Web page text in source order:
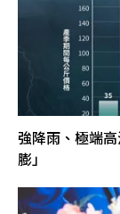
強降雨、極端
膨」